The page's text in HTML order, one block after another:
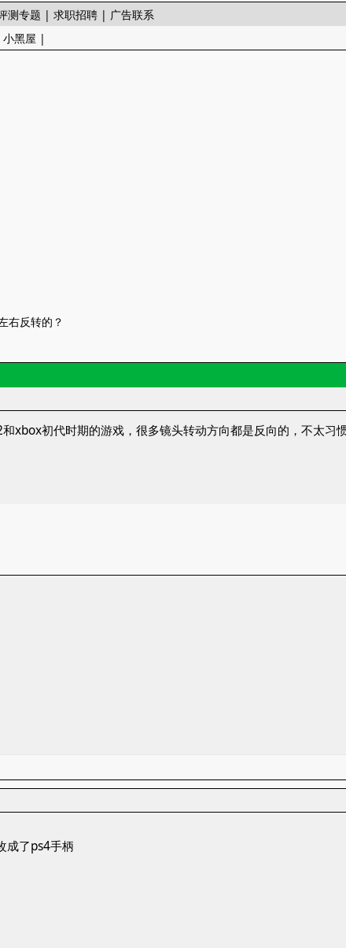
测专题 |求职招聘 | 广告联系
小黑屋 |
右反转的？
xbox初代时期的游戏，很多镜头转动方向都是反向的，不太
成了ps4手柄